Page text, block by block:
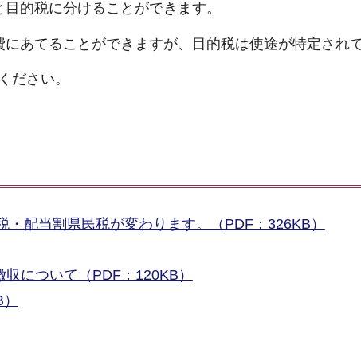
的税に分けることができます。
あてることができますが、目的税は使途が特定されて
ださい。
配当割県民税が変わります。（PDF：326KB）
について（PDF：120KB）